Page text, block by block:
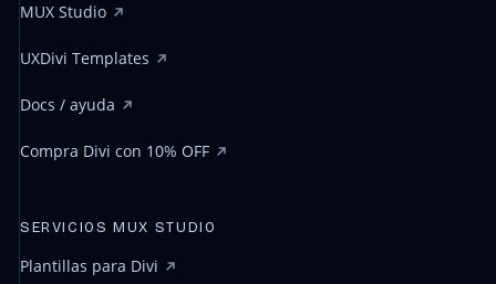
MUX Studio
UXDivi Templates
Docs / ayuda
Compra Divi con 10% OFF
SERVICIOS MUX STUDIO
Plantillas para Divi